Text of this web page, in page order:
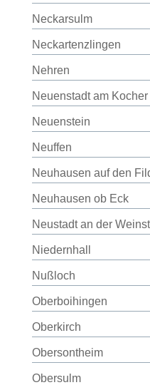
Neckarsulm
Neckartenzlingen
Nehren
Neuenstadt am Kocher
Neuenstein
Neuffen
Neuhausen auf den
Neuhausen ob Eck
Neustadt an der
Niedernhall
Nußloch
Oberboihingen
Oberkirch
Obersontheim
Obersulm